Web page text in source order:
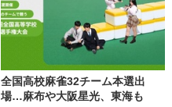
全国高校麻雀32チーム本選出
場…麻布や大阪星光、東海も